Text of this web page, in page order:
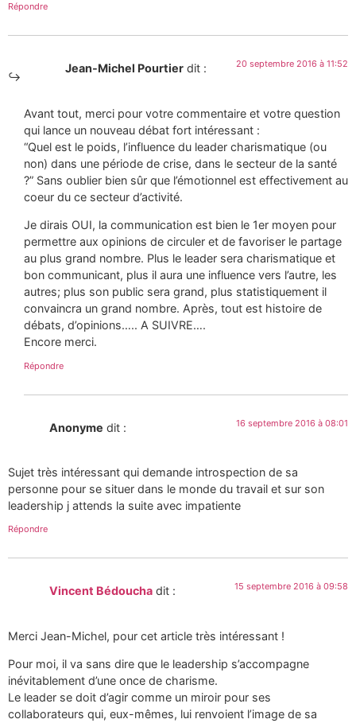
Répondre
Jean-Michel Pourtier dit : 20 septembre 2016 à 11:52
Avant tout, merci pour votre commentaire et votre question
qui lance un nouveau débat fort intéressant :
“Quel est le poids, l’influence du leader charismatique (ou
non) dans une période de crise, dans le secteur de la santé
?” Sans oublier bien sûr que l’émotionnel est effectivement au
coeur du ce secteur d’activité.
Je dirais OUI, la communication est bien le 1er moyen pour
permettre aux opinions de circuler et de favoriser le partage
au plus grand nombre. Plus le leader sera charismatique et
bon communicant, plus il aura une influence vers l’autre, les
autres; plus son public sera grand, plus statistiquement il
convaincra un grand nombre. Après, tout est histoire de
débats, d’opinions….. A SUIVRE….
Encore merci.
Répondre
Anonyme dit : 16 septembre 2016 à 08:01
Sujet très intéressant qui demande introspection de sa
personne pour se situer dans le monde du travail et sur son
leadership j attends la suite avec impatiente
Répondre
Vincent Bédoucha dit : 15 septembre 2016 à 09:58
Merci Jean-Michel, pour cet article très intéressant !
Pour moi, il va sans dire que le leadership s’accompagne
inévitablement d’une once de charisme.
Le leader se doit d’agir comme un miroir pour ses
collaborateurs qui, eux-mêmes, lui renvoient l’image de sa